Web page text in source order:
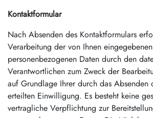
Kontaktformular
Nach Absenden des Kontaktformulars
Verarbeitung der von Ihnen eingegebenen
personenbezogenen Daten durch den
Verantwortlichen zum Zweck der
auf Grundlage Ihrer durch das Absenden
erteilten Einwilligung. Es besteht keine
vertragliche Verpflichtung zur